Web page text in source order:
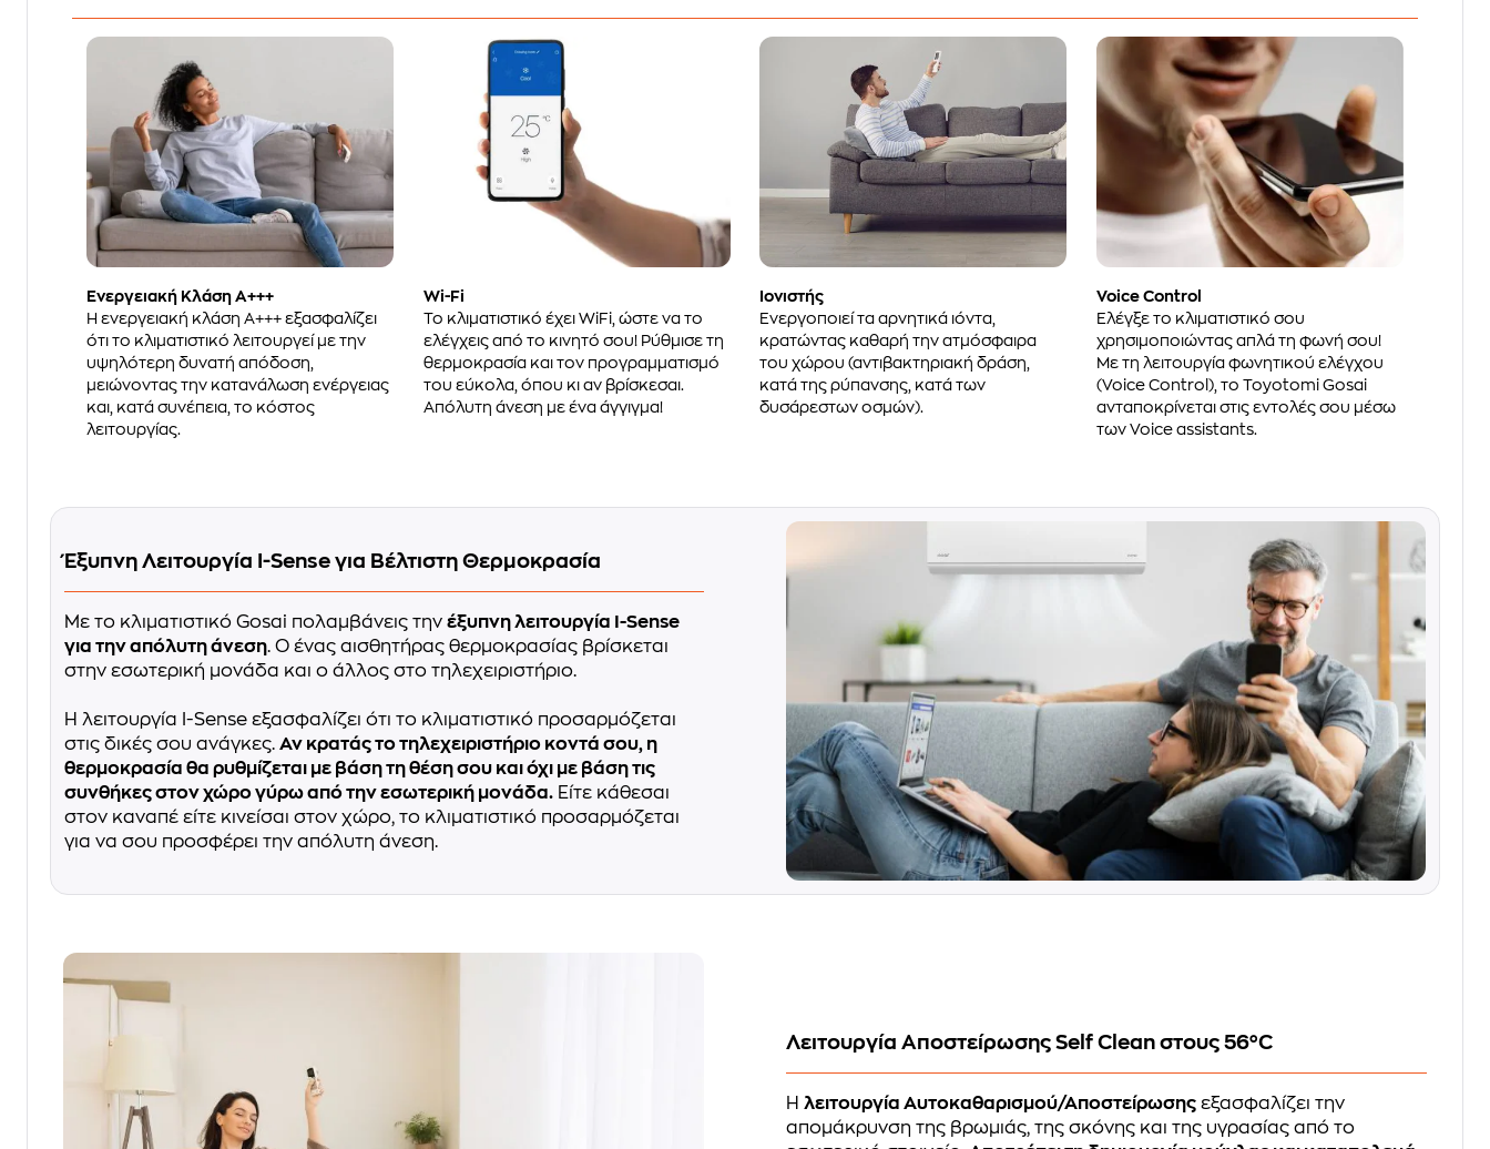
Ενεργειακή Κλάση Α+++
Η ενεργειακή κλάση Α+++ εξασφαλίζει
ότι το κλιματιστικό λειτουργεί με την
υψηλότερη δυνατή απόδοση,
μειώνοντας την κατανάλωση ενέργειας
και, κατά συνέπεια, το κόστος
λειτουργίας.
Wi-Fi
Το κλιματιστικό έχει WiFi, ώστε να το
ελέγχεις από το κινητό σου! Ρύθμισε τη
θερμοκρασία και τον προγραμματισμό
του εύκολα, όπου κι αν βρίσκεσαι.
Απόλυτη άνεση με ένα άγγιγμα!
Ιονιστής
Ενεργοποιεί τα αρνητικά ιόντα,
κρατώντας καθαρή την ατμόσφαιρα
του χώρου (αντιβακτηριακή δράση,
κατά της ρύπανσης, κατά των
δυσάρεστων οσμών).
Voice Control
Ελέγξε το κλιματιστικό σου
χρησιμοποιώντας απλά τη φωνή σου!
Με τη λειτουργία φωνητικού ελέγχου
(Voice Control), το Toyotomi Gosai
ανταποκρίνεται στις εντολές σου μέσω
των Voice assistants.
Έξυπνη Λειτουργία I-Sense για Βέλτιστη Θερμοκρασία
Με το κλιματιστικό Gosai πολαμβάνεις την έξυπνη λειτουργία I-Sense
για την απόλυτη άνεση. Ο ένας αισθητήρας θερμοκρασίας βρίσκεται
στην εσωτερική μονάδα και ο άλλος στο τηλεχειριστήριο.
Η λειτουργία I-Sense εξασφαλίζει ότι το κλιματιστικό προσαρμόζεται
στις δικές σου ανάγκες. Αν κρατάς το τηλεχειριστήριο κοντά σου, η
θερμοκρασία θα ρυθμίζεται με βάση τη θέση σου και όχι με βάση τις
συνθήκες στον χώρο γύρω από την εσωτερική μονάδα. Είτε κάθεσαι
στον καναπέ είτε κινείσαι στον χώρο, το κλιματιστικό προσαρμόζεται
για να σου προσφέρει την απόλυτη άνεση.
Λειτουργία Αποστείρωσης Self Clean στους 56°C
Η λειτουργία Αυτοκαθαρισμού/Αποστείρωσης εξασφαλίζει την
απομάκρυνση της βρωμιάς, της σκόνης και της υγρασίας από το